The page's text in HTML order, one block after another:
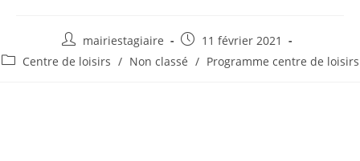
Auteur/autrice
de
mairiestagiaire
Publication
publiée :
11 février 2021
Post Centre de loisirs / Non classé / Programme centre de loisirs